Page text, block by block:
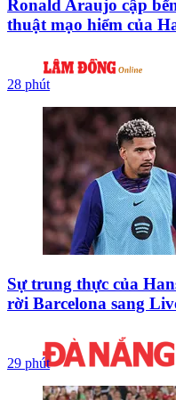
Ronald Araujo cập
thuật mạo hiểm của
28 phút
Sự trung thực của
rời Barcelona sang
29 phút